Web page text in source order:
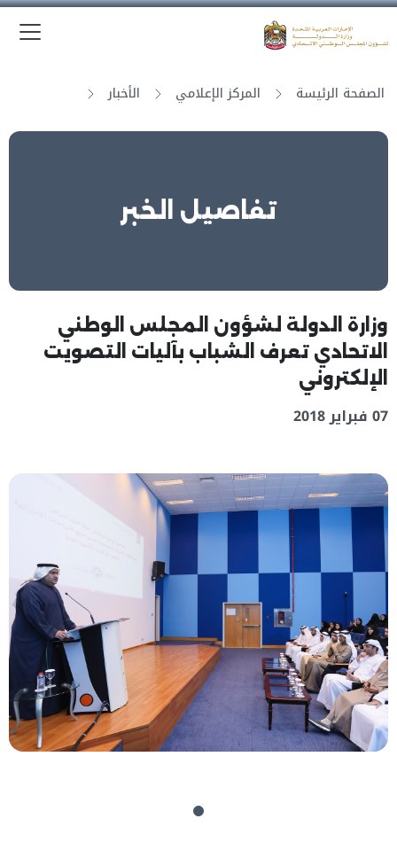
الصفحة الرئيسة المركز الإعلامي الأخبار
تفاصيل الخبر
وزارة الدولة لشؤون المجلس الوطني
الاتحادي تعرف الشباب بآليات التصويت
الإلكتروني
07 فبراير 2018